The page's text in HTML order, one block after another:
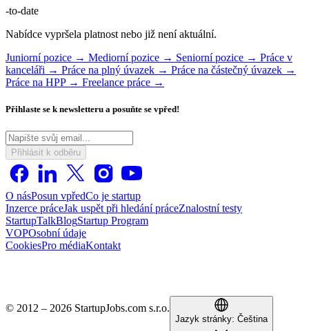
-to-date
Nabídce vypršela platnost nebo již není aktuální.
Juniorní pozice → Mediorní pozice → Seniorní pozice → Práce v
kanceláři → Práce na plný úvazek → Práce na částečný úvazek →
Práce na HPP → Freelance práce →
Přihlaste se k newsletteru a posuňte se vpřed!
Přihlásit k odběru
O násPosun vpředCo je startup
Inzerce práceJak uspět při hledání práceZnalostní testy
StartupTalkBlogStartup Program
VOPOsobní údaje
CookiesPro médiaKontakt
© 2012 – 2026 StartupJobs.com s.r.o.
Jazyk stránky: Čeština